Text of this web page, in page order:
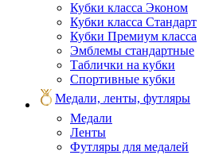
Кубки класса Эконом
Кубки класса Стандарт
Кубки Премиум класса
Эмблемы стандартные
Таблички на кубки
Спортивные кубки
Медали, ленты, футляры
Медали
Ленты
Футляры для медалей